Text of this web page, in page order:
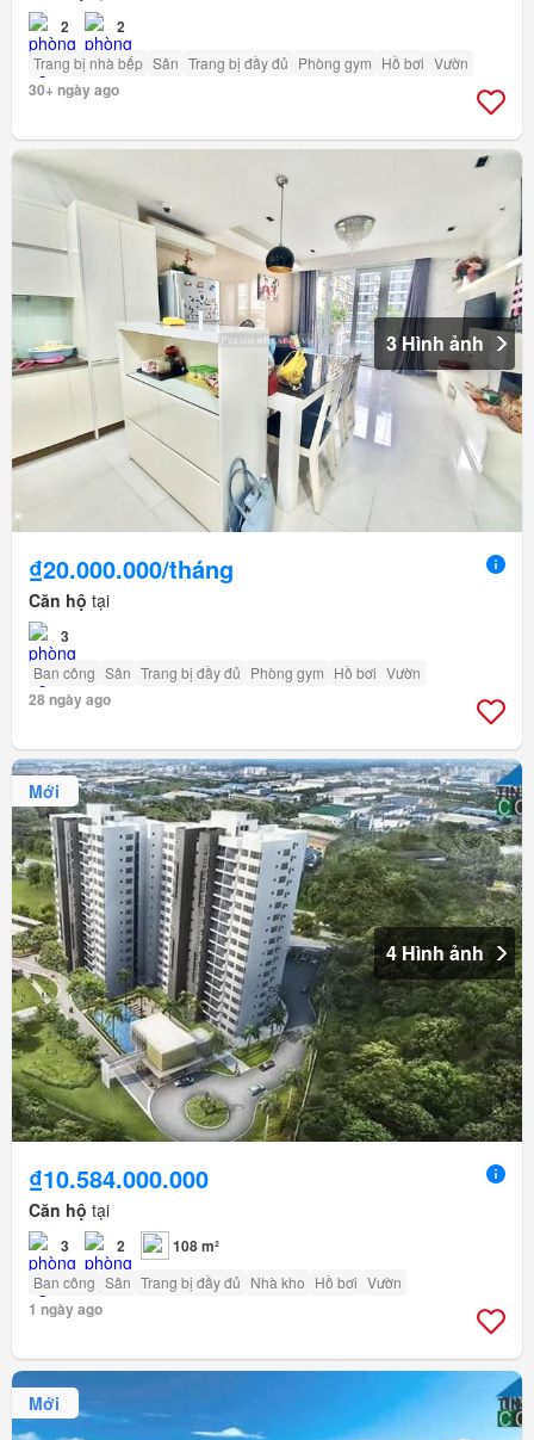
2 2
Trang bị nhà bếp Sân Trang bị đầy đủ Phòng gym Hồ bơi Vườn
30+ ngày ago
3 Hình ảnh
₫20.000.000/tháng
Căn hộ tại
3
Ban công Sân Trang bị đầy đủ Phòng gym Hồ bơi Vườn
28 ngày ago
Mới
4 Hình ảnh
₫10.584.000.000
Căn hộ tại
3 2 108 m²
Ban công Sân Trang bị đầy đủ Nhà kho Hồ bơi Vườn
1 ngày ago
Mới